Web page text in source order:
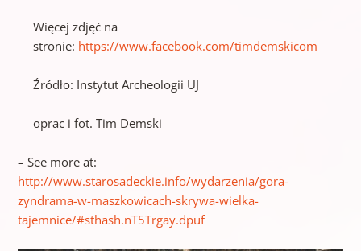
Więcej zdjęć na
stronie: https://www.facebook.com/timdemskicom
Źródło: Instytut Archeologii UJ
oprac i fot. Tim Demski
– See more at:
http://www.starosadeckie.info/wydarzenia/gora-
zyndrama-w-maszkowicach-skrywa-wielka-
tajemnice/#sthash.nT5Trgay.dpuf